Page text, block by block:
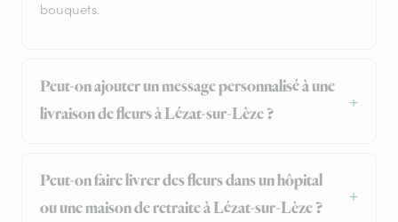
bouquets.
Peut-on ajouter un message personnalisé à une
livraison de fleurs à Lézat-sur-Lèze ?
Peut-on faire livrer des fleurs dans un hôpital
ou une maison de retraite à Lézat-sur-Lèze ?